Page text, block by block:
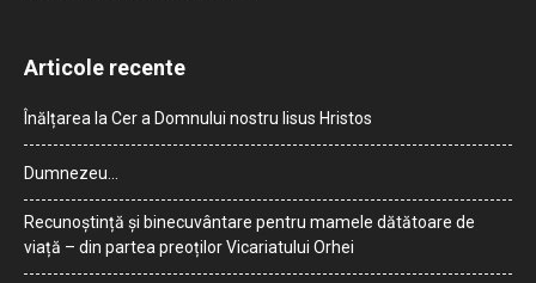
Articole recente
Înălțarea la Cer a Domnului nostru Iisus Hristos
Dumnezeu…
Recunoștință și binecuvântare pentru mamele dătătoare de
viață – din partea preoților Vicariatului Orhei